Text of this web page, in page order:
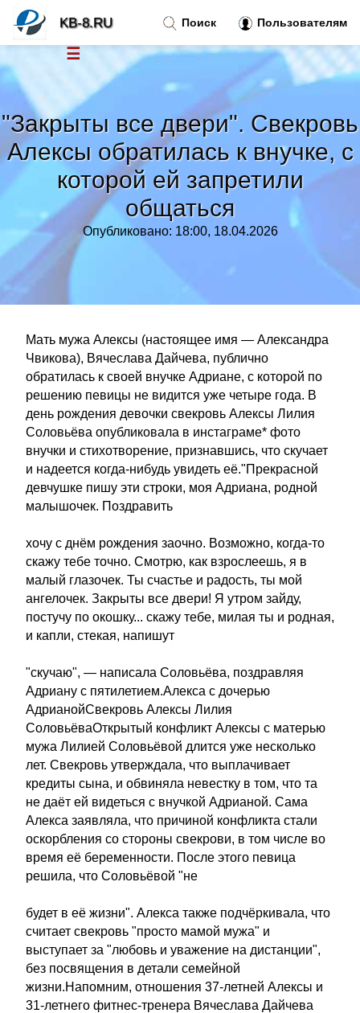
"Закрыты все двери". Свекровь
Алексы обратилась к внучке, с
которой ей запретили
общаться
Опубликовано: 18:00, 18.04.2026
Мать мужа Алексы (настоящее имя — Александра
Чвикова), Вячеслава Дайчева, публично
обратилась к своей внучке Адриане, с которой по
решению певицы не видится уже четыре года. В
день рождения девочки свекровь Алексы Лилия
Соловьёва опубликовала в инстаграме* фото
внучки и стихотворение, признавшись, что скучает
и надеется когда-нибудь увидеть её."Прекрасной
девчушке пишу эти строки, моя Адриана, родной
малышочек. Поздравить
хочу с днём рождения заочно. Возможно, когда-то
скажу тебе точно. Смотрю, как взрослеешь, я в
малый глазочек. Ты счастье и радость, ты мой
ангелочек. Закрыты все двери! Я утром зайду,
постучу по окошку... скажу тебе, милая ты и родная,
и капли, стекая, напишут
"скучаю", — написала Соловьёва, поздравляя
Адриану с пятилетием.Алекса с дочерью
АдрианойСвекровь Алексы Лилия
СоловьёваОткрытый конфликт Алексы с матерью
мужа Лилией Соловьёвой длится уже несколько
лет. Свекровь утверждала, что выплачивает
кредиты сына, и обвиняла невестку в том, что та
не даёт ей видеться с внучкой Адрианой. Сама
Алекса заявляла, что причиной конфликта стали
оскорбления со стороны свекрови, в том числе во
время её беременности. После этого певица
решила, что Соловьёвой "не
будет в её жизни". Алекса также подчёркивала, что
считает свекровь "просто мамой мужа" и
выступает за "любовь и уважение на дистанции",
без посвящения в детали семейной
жизни.Напомним, отношения 37-летней Алексы и
31-летнего фитнес-тренера Вячеслава Дайчева
Поиск Пользователям
KB-8.RU
☰
Тренды новостей»
Рубрики»
Правила »